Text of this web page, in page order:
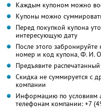
Каждым купоном можно
Купоны можно
Перед покупкой купона
интересующую дату
После этого
номер и код купона,Ф. И.
Предъявите
Скидка не суммируется с
компании
Информацию по условиям
телефонам компании: +7